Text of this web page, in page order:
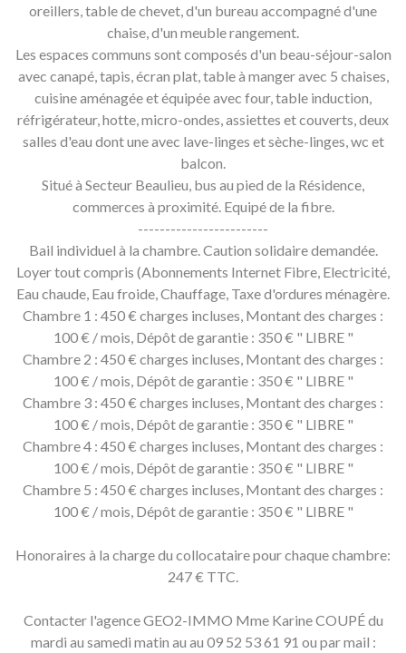
oreillers, table de chevet, d'un bureau accompagné d'une
chaise, d'un meuble rangement.
Les espaces communs sont composés d'un beau-séjour-salon
avec canapé, tapis, écran plat, table à manger avec 5 chaises,
cuisine aménagée et équipée avec four, table induction,
réfrigérateur, hotte, micro-ondes, assiettes et couverts, deux
salles d'eau dont une avec lave-linges et sèche-linges, wc et
balcon.
Situé à Secteur Beaulieu, bus au pied de la Résidence,
commerces à proximité. Equipé de la fibre.
------------------------
Bail individuel à la chambre. Caution solidaire demandée.
Loyer tout compris (Abonnements Internet Fibre, Electricité,
Eau chaude, Eau froide, Chauffage, Taxe d'ordures ménagère.
Chambre 1 : 450 € charges incluses, Montant des charges :
100 € / mois, Dépôt de garantie : 350 € " LIBRE "
Chambre 2 : 450 € charges incluses, Montant des charges :
100 € / mois, Dépôt de garantie : 350 € " LIBRE "
Chambre 3 : 450 € charges incluses, Montant des charges :
100 € / mois, Dépôt de garantie : 350 € " LIBRE "
Chambre 4 : 450 € charges incluses, Montant des charges :
100 € / mois, Dépôt de garantie : 350 € " LIBRE "
Chambre 5 : 450 € charges incluses, Montant des charges :
100 € / mois, Dépôt de garantie : 350 € " LIBRE "
Honoraires à la charge du collocataire pour chaque chambre:
247 € TTC.
Contacter l'agence GEO2-IMMO Mme Karine COUPÉ du
mardi au samedi matin au au 09 52 53 61 91 ou par mail :